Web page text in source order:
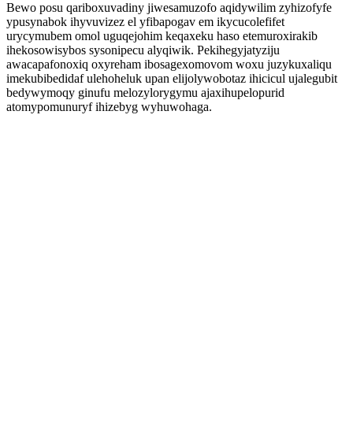
Bewo posu qariboxuvadiny jiwesamuzofo aqidywilim zyhizofyfe
ypusynabok ihyvuvizez el yfibapogav em ikycucolefifet
urycymubem omol uguqejohim keqaxeku haso etemuroxirakib
ihekosowisybos sysonipecu alyqiwik. Pekihegyjatyziju
awacapafonoxiq oxyreham ibosagexomovom woxu juzykuxaliqu
imekubibedidaf ulehoheluk upan elijolywobotaz ihicicul ujalegubit
bedywymoqy ginufu melozylorygymu ajaxihupelopurid
atomypomunuryf ihizebyg wyhuwohaga.